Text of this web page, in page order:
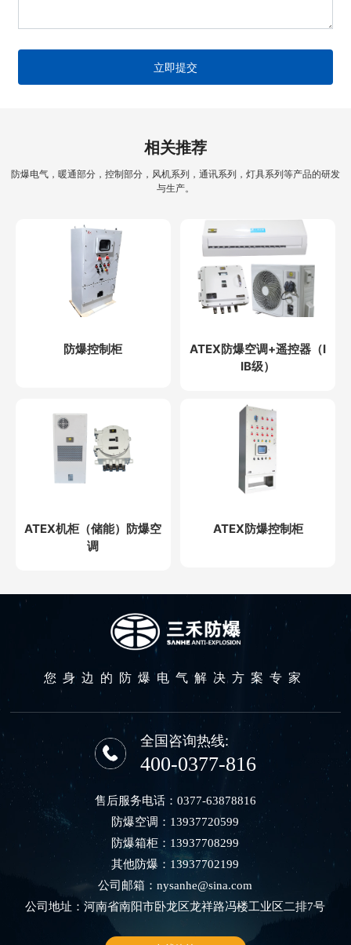
立即提交
相关推荐
防爆电气，暖通部分，控制部分，风机系列，通讯系列，灯具系列等产品的研发
与生产。
防爆控制柜
ATEX防爆空调+遥控器（I
IB级）
ATEX机柜（储能）防爆空
调
ATEX防爆控制柜
您身边的防爆电气解决方案专家
全国咨询热线:
400-0377-816
售后服务电话： 0377-63878816
防爆空调： 13937720599
防爆箱柜： 13937708299
其他防爆： 13937702199
公司邮箱：nysanhe@sina.com
公司地址：河南省南阳市卧龙区龙祥路冯楼工业区二排7号